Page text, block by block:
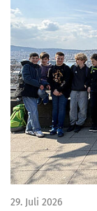
29. Juli 2026